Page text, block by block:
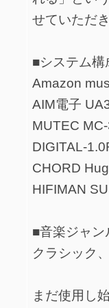
せていただ
■システム構
Amazon
AIM電子
MUTEC
DIGITAL-
CHORD
HIFIMAN
■音楽ジャン
クラシック
まだ使用し